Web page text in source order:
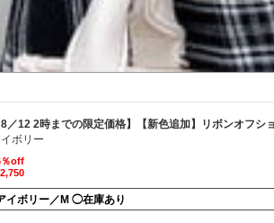
8／12 2時までの限定価格】【新色追加】リボンオフシ
ボリー
％off